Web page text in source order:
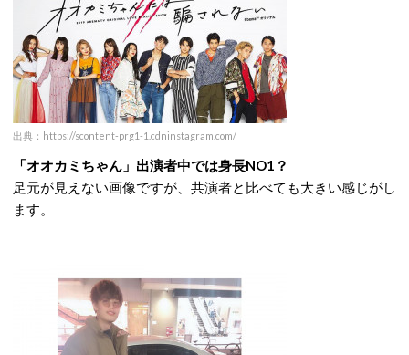
出典： https://scontent-prg1-1.cdninstagram.com/
「オオカミちゃん」出演者中では身長NO1？
足元が見えない画像ですが、共演者と比べても大きい感じがし
ます。